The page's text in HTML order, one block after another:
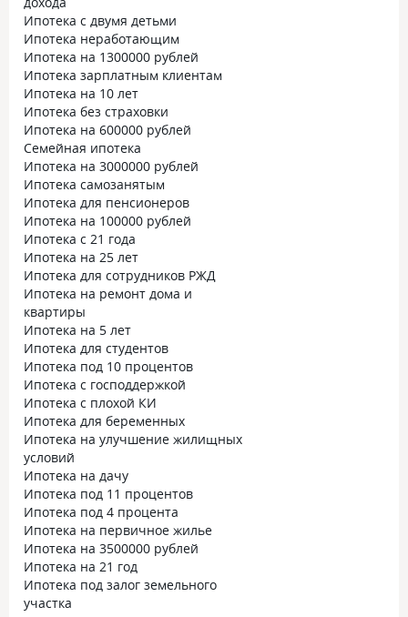
Ипотека с двумя детьми
Ипотека неработающим
Ипотека на 1300000 рублей
Ипотека зарплатным клиентам
Ипотека на 10 лет
Ипотека без страховки
Ипотека на 600000 рублей
Семейная ипотека
Ипотека на 3000000 рублей
Ипотека самозанятым
Ипотека для пенсионеров
Ипотека на 100000 рублей
Ипотека с 21 года
Ипотека на 25 лет
Ипотека для сотрудников РЖД
Ипотека на ремонт дома и
квартиры
Ипотека на 5 лет
Ипотека для студентов
Ипотека под 10 процентов
Ипотека с господдержкой
Ипотека с плохой КИ
Ипотека для беременных
Ипотека на улучшение жилищных
условий
Ипотека на дачу
Ипотека под 11 процентов
Ипотека под 4 процента
Ипотека на первичное жилье
Ипотека на 3500000 рублей
Ипотека на 21 год
Ипотека под залог земельного
участка